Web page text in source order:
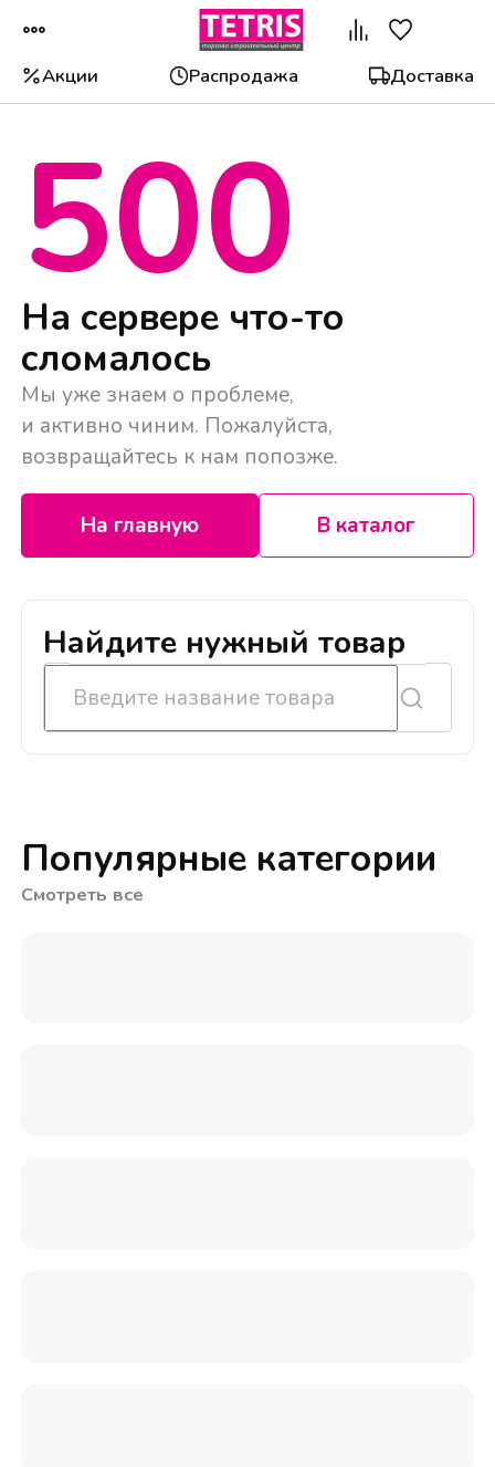
Акции Распродажа Доставка
500
На сервере что-то
сломалось
Мы уже знаем о проблеме,
и активно чиним. Пожалуйста,
возвращайтесь к нам попозже.
На главную В каталог
Найдите нужный товар
Популярные категории
Смотреть все